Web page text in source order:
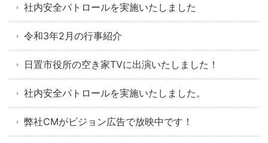
社内安全パトロールを実施いたしました
令和3年2月の行事紹介
日置市役所の空き家TVに出演いたしました！
社内安全パトロールを実施いたしました。
弊社CMがビジョン広告で放映中です！